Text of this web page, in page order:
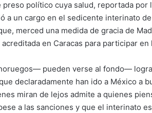
preso político cuya salud, reportada
a un cargo en el sedicente interinato
merced una medida de gracia de
en Caracas para participar
pueden verse al fondo—
declaradamente han ido a México a
miran de lejos admite a quienes
a las sanciones y que el interinato